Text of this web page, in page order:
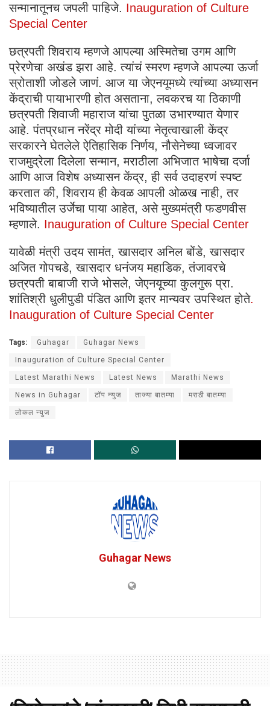
सन्मानातूनच जपली पाहिजे. Inauguration of Culture
Special Center
छत्रपती शिवराय म्हणजे आपल्या अस्मितेचा उगम आणि
प्रेरणेचा अखंड झरा आहे. त्यांचं स्मरण म्हणजे आपल्या ऊर्जा
स्रोताशी जोडले जाणं. आज या जेएनयूमध्ये त्यांच्या अध्यासन
केंद्राची पायाभारणी होत असताना, लवकरच या ठिकाणी
छत्रपती शिवाजी महाराज यांचा पुतळा उभारण्यात येणार
आहे. पंतप्रधान नरेंद्र मोदी यांच्या नेतृत्वाखाली केंद्र
सरकारने घेतलेले ऐतिहासिक निर्णय, नौसेनेच्या ध्वजावर
राजमुद्रेला दिलेला सन्मान, मराठीला अभिजात भाषेचा दर्जा
आणि आज विशेष अध्यासन केंद्र, ही सर्व उदाहरणं स्पष्ट
करतात की, शिवराय ही केवळ आपली ओळख नाही, तर
भविष्यातील उर्जेचा पाया आहेत, असे मुख्यमंत्री फडणवीस
म्हणाले. Inauguration of Culture Special Center
यावेळी मंत्री उदय सामंत, खासदार अनिल बोंडे, खासदार
अजित गोपचडे, खासदार धनंजय महाडिक, तंजावरचे
छत्रपती बाबाजी राजे भोसले, जेएनयूच्या कुलगुरू प्रा.
शांतिश्री धुलीपुडी पंडित आणि इतर मान्यवर उपस्थित होते.
Inauguration of Culture Special Center
Tags: Guhagar Guhagar News
Inauguration of Culture Special Center
Latest Marathi News Latest News Marathi News
News in Guhagar टॉप न्युज ताज्या बातम्या मराठी बातम्या
लोकल न्युज
Guhagar News